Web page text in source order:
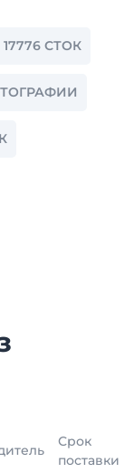
17776 СТОК
Срок
поставки